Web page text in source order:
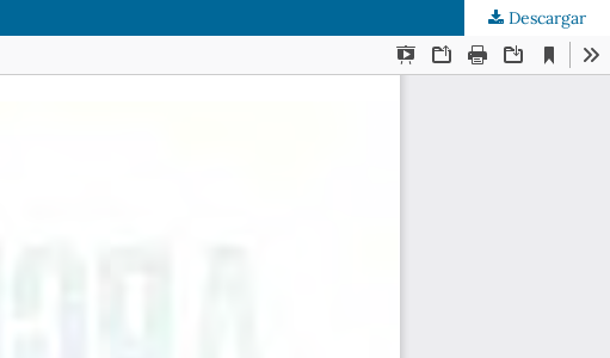
Descargar